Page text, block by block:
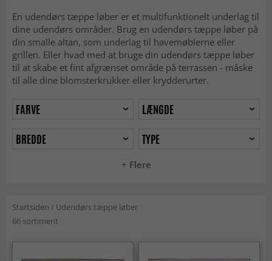
En udendørs tæppe løber er et multifunktionelt underlag til
dine udendørs områder. Brug en udendørs tæppe løber på
din smalle altan, som underlag til havemøblerne eller
grillen. Eller hvad med at bruge din udendørs tæppe løber
til at skabe et fint afgrænset område på terrassen - måske
til alle dine blomsterkrukker eller krydderurter.
+ Flere
FARVE
LÆNGDE
BREDDE
TYPE
Startsiden / Udendørs tæppe løber
66 sortiment